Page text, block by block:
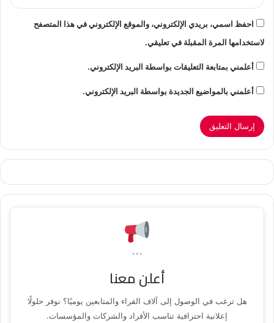
احفظ اسمي، بريدي الإلكتروني، والموقع الإلكتروني في هذا المتصفح
لاستخدامها المرة المقبلة في تعليقي.
أعلمني بمتابعة التعليقات بواسطة البريد الإلكتروني.
أعلمني بالمواضيع الجديدة بواسطة البريد الإلكتروني.
```
أعلن معنا
هل ترغب في الوصول إلى آلاف القراء والمتابعين يوميًا؟ نوفر حلولًا
إعلانية احترافية تناسب الأفراد والشركات والمؤسسات.